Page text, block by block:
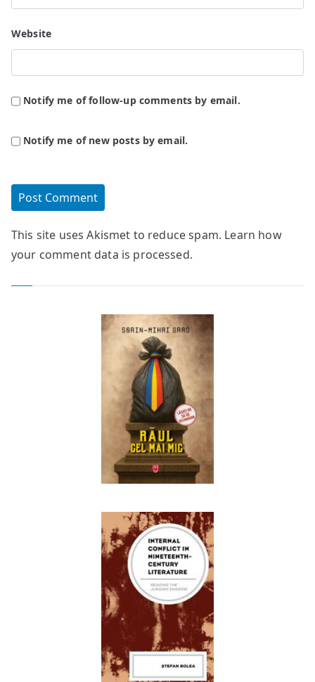
Website
Notify me of follow-up comments by email.
Notify me of new posts by email.
This site uses Akismet to reduce spam. Learn how
your comment data is processed.